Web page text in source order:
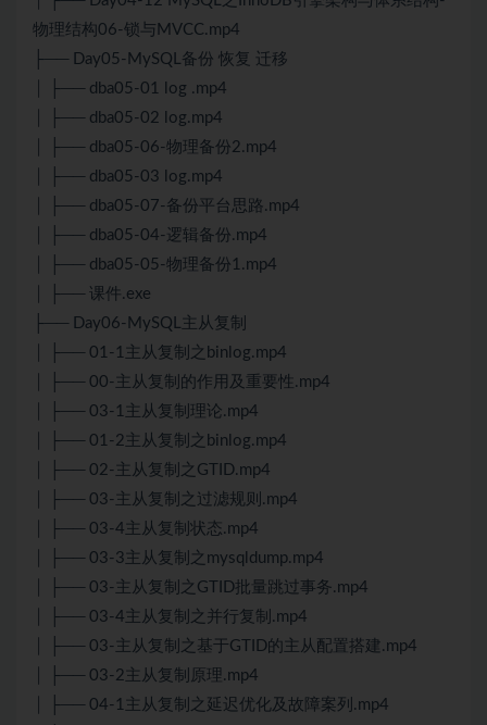
物理结构06-锁与MVCC.mp4
├── Day05-MySQL备份 恢复 迁移
│ ├── dba05-01 log .mp4
│ ├── dba05-02 log.mp4
│ ├── dba05-06-物理备份2.mp4
│ ├── dba05-03 log.mp4
│ ├── dba05-07-备份平台思路.mp4
│ ├── dba05-04-逻辑备份.mp4
│ ├── dba05-05-物理备份1.mp4
│ ├── 课件.exe
├── Day06-MySQL主从复制
│ ├── 01-1主从复制之binlog.mp4
│ ├── 00-主从复制的作用及重要性.mp4
│ ├── 03-1主从复制理论.mp4
│ ├── 01-2主从复制之binlog.mp4
│ ├── 02-主从复制之GTID.mp4
│ ├── 03-主从复制之过滤规则.mp4
│ ├── 03-4主从复制状态.mp4
│ ├── 03-3主从复制之mysqldump.mp4
│ ├── 03-主从复制之GTID批量跳过事务.mp4
│ ├── 03-4主从复制之并行复制.mp4
│ ├── 03-主从复制之基于GTID的主从配置搭建.mp4
│ ├── 03-2主从复制原理.mp4
│ ├── 04-1主从复制之延迟优化及故障案列.mp4